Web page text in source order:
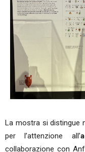
La mostra si distingue
per l’attenzione all’
collaborazione con